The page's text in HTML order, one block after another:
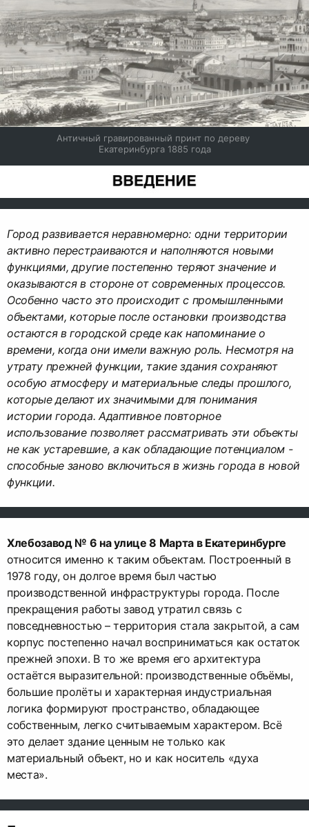
Античный гравированный принт по дереву
Екатеринбурга 1885 года
Город развивается неравномерно: одни территории
активно перестраиваются и наполняются новыми
функциями, другие постепенно теряют значение и
оказываются в стороне от современных процессов.
Особенно часто это происходит с промышленными
объектами, которые после остановки производства
остаются в городской среде как напоминание о
времени, когда они имели важную роль. Несмотря на
утрату прежней функции, такие здания сохраняют
особую атмосферу и материальные следы прошлого,
которые делают их значимыми для понимания
истории города. Адаптивное повторное
использование позволяет рассматривать эти объекты
не как устаревшие, а как обладающие потенциалом -
способные заново включиться в жизнь города в новой
функции.
Хлебозавод № 6 на улице 8 Марта в Екатеринбурге
относится именно к таким объектам. Построенный в
1978 году, он долгое время был частью
производственной инфраструктуры города. После
прекращения работы завод утратил связь с
повседневностью – территория стала закрытой, а сам
корпус постепенно начал восприниматься как остаток
прежней эпохи. В то же время его архитектура
остаётся выразительной: производственные объёмы,
большие пролёты и характерная индустриальная
логика формируют пространство, обладающее
собственным, легко считываемым характером. Всё
это делает здание ценным не только как
материальный объект, но и как носитель «духа
места».